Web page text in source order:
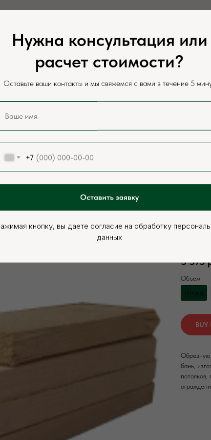
Разгрузка заказанного товара производится
и у нашего менеджера, цены могут отличаться в
Брус
3 375
Объем
Штука
BUY
Обрезную
бань,
потолков,
Нужна консультация или
расчет стоимости?
Оставьте ваши контакты и мы свяжемся с вами в течение 5
+7
Оставить заявку
кнопку, вы даете согласие на обработку
данных